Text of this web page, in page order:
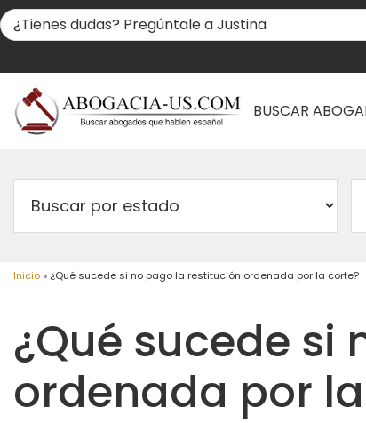
BUSCAR
Inicio» ¿Qué sucede si no pago la restitución ordenada por la corte?
¿Qué sucede
ordenada por